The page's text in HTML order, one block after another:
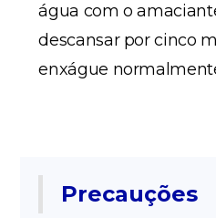
água com o
descansar por cinco
enxágue
Precauções